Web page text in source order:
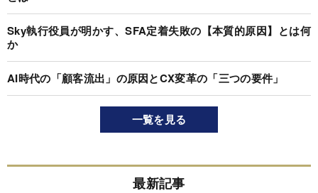
Sky執行役員が明かす、SFA定着失敗の【本質的原因】とは何
か
AI時代の「顧客流出」の原因とCX変革の「三つの要件」
一覧を見る
最新記事